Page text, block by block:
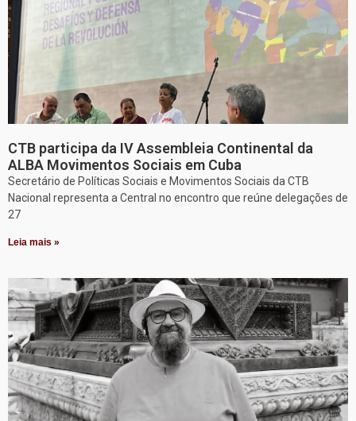
CTB participa da IV Assembleia Continental da
ALBA Movimentos Sociais em Cuba
Secretário de Políticas Sociais e Movimentos Sociais da CTB
Nacional representa a Central no encontro que reúne delegações de
27
Leia mais »